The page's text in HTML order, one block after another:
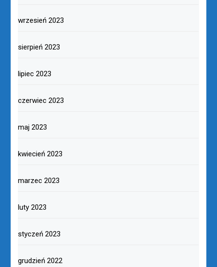
wrzesień 2023
sierpień 2023
lipiec 2023
czerwiec 2023
maj 2023
kwiecień 2023
marzec 2023
luty 2023
styczeń 2023
grudzień 2022